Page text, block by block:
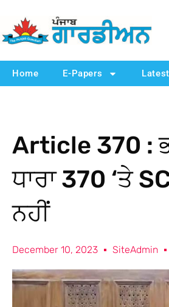
Home E-Papers
Article 370 :
ਧਾਰਾ 370 ‘ਤੇ
ਨਹੀਂ
December 10, 2023 SiteAdmin